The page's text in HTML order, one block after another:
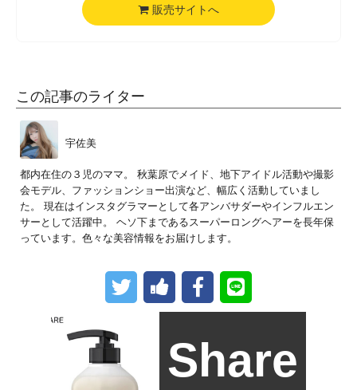
販売サイトへ
この記事のライター
宇佐美
都内在住の３児のママ。 秋葉原でメイド、地下アイドル活動や撮影
会モデル、ファッションショー出演など、幅広く活動していまし
た。 現在はインスタグラマーとして各アンバサダーやインフルエン
サーとして活躍中。 ヘソ下まであるスーパーロングヘアーを長年保
っています。色々な美容情報をお届けします。
Share